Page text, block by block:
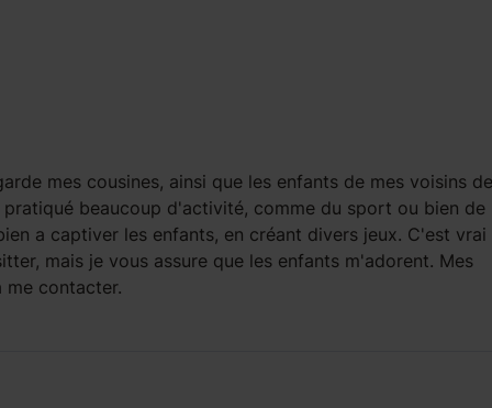
mes cousines, ainsi que les enfants de mes voisins
beaucoup d'activité, comme du sport ou bien de
a captiver les enfants, en créant divers jeux. C'est vrai
mais je vous assure que les enfants m'adorent. Mes
me contacter.